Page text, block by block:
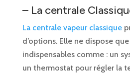
– La centrale
La centrale vapeur classique
d’options. Elle ne dispose
indispensables comme : un
un thermostat pour régler la